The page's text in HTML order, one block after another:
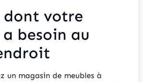
dont votre
besoin au
un magasin de meubles à